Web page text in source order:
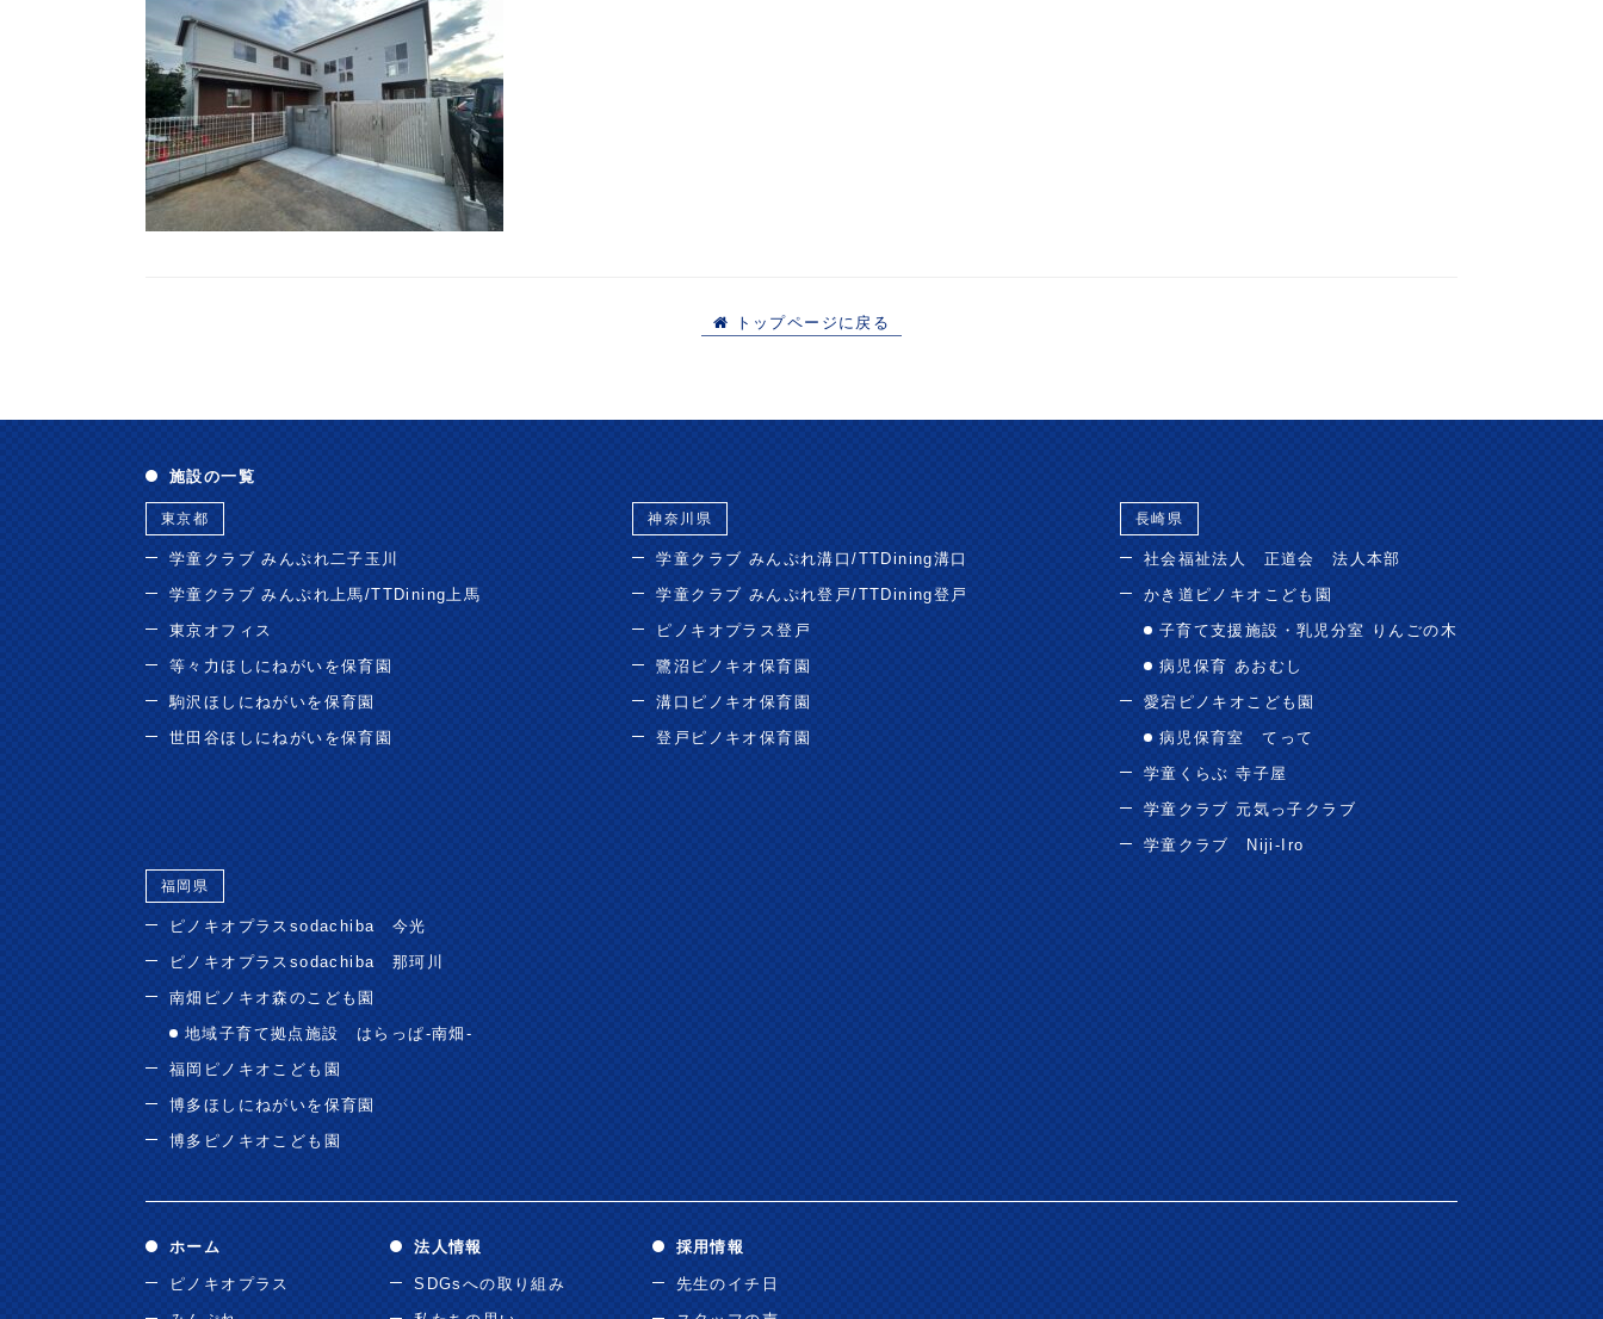
トップページに戻る
施設の一覧
東京都
学童クラブ みんぷれ二子玉川
学童クラブ みんぷれ上馬/TTDining上馬
東京オフィス
等々力ほしにねがいを保育園
駒沢ほしにねがいを保育園
世田谷ほしにねがいを保育園
神奈川県
学童クラブ みんぷれ溝口/TTDining溝口
学童クラブ みんぷれ登戸/TTDining登戸
ピノキオプラス登戸
鷺沼ピノキオ保育園
溝口ピノキオ保育園
登戸ピノキオ保育園
長崎県
社会福祉法人 正道会 法人本部
かき道ピノキオこども園
子育て支援施設・乳児分室 りんごの木
病児保育 あおむし
愛宕ピノキオこども園
病児保育室 てって
学童くらぶ 寺子屋
学童クラブ 元気っ子クラブ
学童クラブ Niji-Iro
福岡県
ピノキオプラスsodachiba 今光
ピノキオプラスsodachiba 那珂川
南畑ピノキオ森のこども園
地域子育て拠点施設 はらっぱ-南畑-
福岡ピノキオこども園
博多ほしにねがいを保育園
博多ピノキオこども園
ホーム
ピノキオプラス
法人情報
SDGsへの取り組み
採用情報
先生のイチ日